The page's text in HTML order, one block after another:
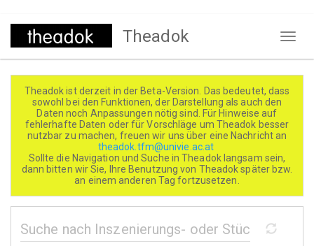
Direkt
Theadok
Theadok ist derzeit in der Beta-Version. Das bedeutet, dass
sowohl bei den Funktionen, der Darstellung als auch den
Daten noch Anpassungen nötig sind. Für Hinweise auf
fehlerhafte Daten oder für Vorschläge um Theadok besser
nutzbar zu machen, freuen wir uns über eine Nachricht an
theadok.tfm@univie.ac.at
Sollte die Navigation und Suche in Theadok langsam sein,
dann bitten wir Sie, Ihre Benutzung von Theadok später bzw.
an einem anderen Tag fortzusetzen.